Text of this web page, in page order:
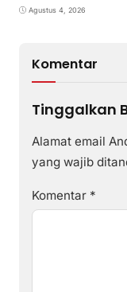
Agustus 4, 2026
Komentar
Tinggalkan
Alamat email
yang wajib
Komentar *